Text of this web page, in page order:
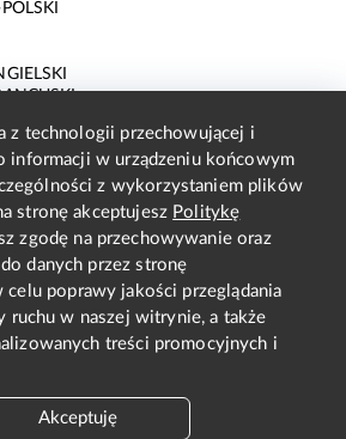
POLSKI
POLSKI
POLSKI
POLSKI
z technologii przechowującej i
informacji w urządzeniu końcowym
z wykorzystaniem plików
stronę akceptujesz Politykę
zgodę na przechowywanie oraz
danych przez stronę
celu poprawy jakości przeglądania
ruchu w naszej witrynie, a także
treści promocyjnych i
Akceptuję